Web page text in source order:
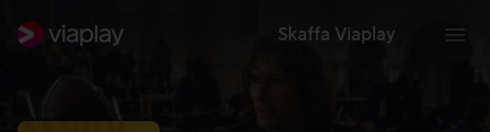
Skaffa Viaplay